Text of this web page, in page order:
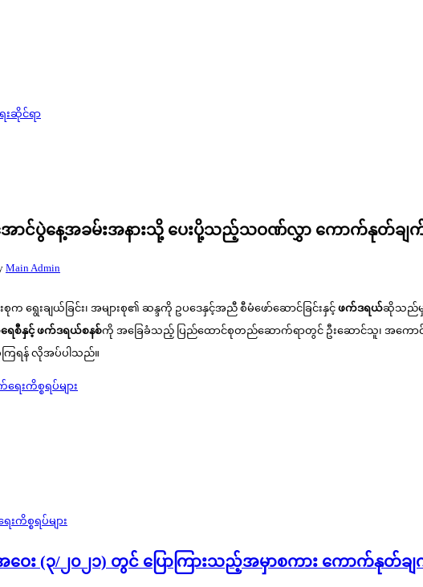
ဆိုင်ရာ
အောင်ပွဲနေ့အခမ်းအနားသို့ ပေးပို့သည့်သဝဏ်လွှာ ကောက်နုတ်ချက်
Main Admin
ရွေးချယ်ခြင်း၊ အများစု၏ ဆန္ဒကို ဥပဒေနှင့်အညီ စီမံဖော်ဆောင်ခြင်းနှင့် ဖက်ဒရယ်ဆိုသည်မှာ
ေစီနှင့် ဖက်ဒရယ်စနစ်ကို အခြေခံသည့် ပြည်ထောင်စုတည်ဆောက်ရာတွင် ဦးဆောင်သူ၊ အကေ
စုံကြရန် လိုအပ်ပါသည်။
ကိစ္စရပ်များ
စ္စရပ်များ
း (၃/၂၀၂၁) တွင် ပြောကြားသည့်အမှာစကား ကောက်နုတ်ချ